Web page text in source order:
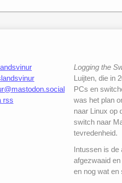
rss
Logging the
Luijten, die in
PCs en
was het plan
naar Linux op
switch naar
tevredenheid.
Intussen is de
afgezwaaid
en nog wat